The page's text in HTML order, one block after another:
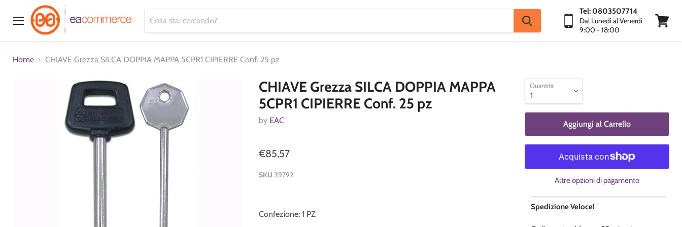
Menu
Tel: 0803507714
Dal Lunedì al Venerdì
9:00 - 18:00
Home CHIAVE Grezza SILCA DOPPIA MAPPA 5CPR1 CIPIERRE Conf. 25 pz
CHIAVE Grezza SILCA DOPPIA MAPPA
5CPR1 CIPIERRE Conf. 25 pz
by EAC
€85,57
SKU 39792
Confezione: 1 PZ
Quantità
Aggiungi al Carrello
Altre opzioni di pagamento
Spedizione Veloce!